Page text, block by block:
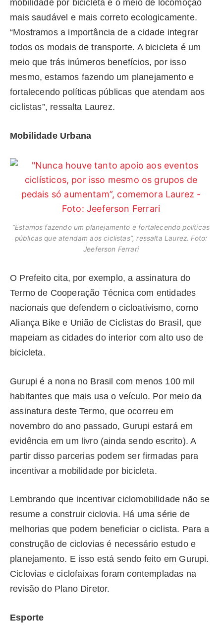
mobilidade por bicicleta é o meio de locomoção
mais saudável e mais correto ecologicamente.
“Mostramos a importância de a cidade integrar
todos os modais de transporte. A bicicleta é um
meio que trás inúmeros benefícios, por isso
mesmo, estamos fazendo um planejamento e
fortalecendo políticas públicas que atendam aos
ciclistas”, ressalta Laurez.
Mobilidade Urbana
“Estamos fazendo um planejamento e fortalecendo políticas
públicas que atendam aos ciclistas”, ressalta Laurez. Foto:
Jeeferson Ferrari
O Prefeito cita, por exemplo, a assinatura do
Termo de Cooperação Técnica com entidades
nacionais que defendem o cicloativismo, como
Aliança Bike e União de Ciclistas do Brasil, que
mapeiam as cidades do interior com alto uso de
bicicleta.
Gurupi é a nona no Brasil com menos 100 mil
habitantes que mais usa o veículo. Por meio da
assinatura deste Termo, que ocorreu em
novembro do ano passado, Gurupi estará em
evidência em um livro (ainda sendo escrito). A
partir disso parcerias podem ser firmadas para
incentivar a mobilidade por bicicleta.
Lembrando que incentivar ciclomobilidade não se
resume a construir ciclovia. Há uma série de
melhorias que podem beneficiar o ciclista. Para a
construção de ciclovias é necessário estudo e
planejamento. E isso está sendo feito em Gurupi.
Ciclovias e ciclofaixas foram contempladas na
revisão do Plano Diretor.
Esporte